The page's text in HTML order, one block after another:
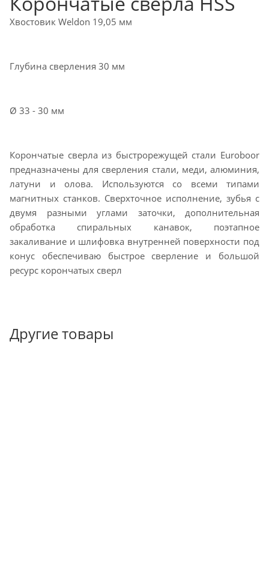
Хвостовик Weldon 19,05 мм
Глубина сверления 30 мм
Ø 33 - 30 мм
Корончатые сверла из быстрорежущей стали Euroboor
предназначены для сверления стали, меди, алюминия,
латуни и олова. Используются со всеми типами
магнитных станков. Сверхточное исполнение, зубья с
двумя разными углами заточки, дополнительная
обработка спиральных канавок, поэтапное
закаливание и шлифовка внутренней поверхности под
конус обеспечиваю быстрое сверление и большой
ресурс корончатых сверл
Другие товары